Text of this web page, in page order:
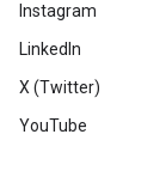
Instagram
LinkedIn
X (Twitter)
YouTube